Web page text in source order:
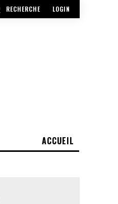
RECHERCHE LOGIN
ACCUEIL